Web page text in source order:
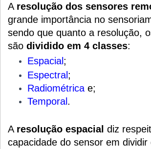
A resolução dos sensores
grande importância no
sendo que quanto a resolução,
são dividido em 4 classes:
Espacial ;
Espectral ;
Radiométrica e;
Temporal .
A resolução espacial diz
capacidade do sensor em dividir